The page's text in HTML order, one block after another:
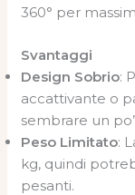
360° per
Svantaggi
Design Sobrio:
accattivante o
sembrare un
Peso Limitato:
kg, quindi
pesanti.